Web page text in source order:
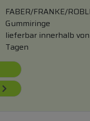
FABER/FRANKE/
Gummiringe
lieferbar innerhalb
Tagen